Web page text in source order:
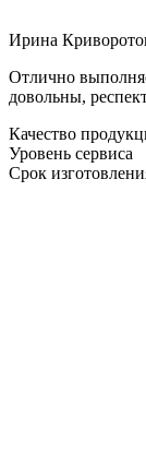
Ирина
Отлично
довольны,
Качество
Уровень сервиса
Срок